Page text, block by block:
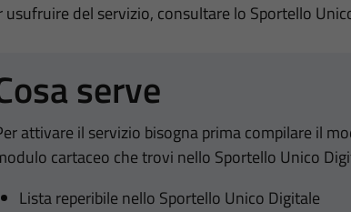
usufruire del servizio, consultare lo Sportello
serve
attivare il servizio bisogna prima compilare il
cartaceo che trovi nello Sportello Unico
Lista reperibile nello Sportello Unico Digitale